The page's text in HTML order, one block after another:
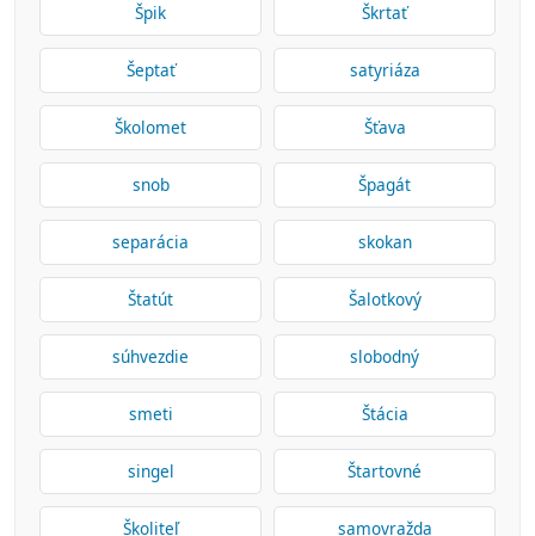
Špik Škrtať
Šeptať satyriáza
Školomet Šťava
snob Špagát
separácia skokan
Štatút Šalotkový
súhvezdie slobodný
smeti Štácia
singel Štartovné
Školiteľ samovražda